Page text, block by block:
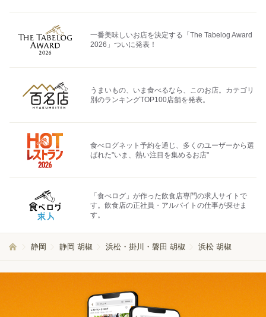
一番美味しいお店を決定する「The Tabelog Award
2026」ついに発表！
うまいもの、いま食べるなら、このお店。カテゴリ
別のランキングTOP100店舗を発表。
食べログネット予約を通じ、多くのユーザーから選
ばれた"いま、熱い注目を集めるお店"
「食べログ」が作った飲食店専門の求人サイトで
す。飲食店の正社員・アルバイトの仕事が探せま
す。
静岡 静岡 胡椒 浜松・掛川・磐田 胡椒 浜松 胡椒